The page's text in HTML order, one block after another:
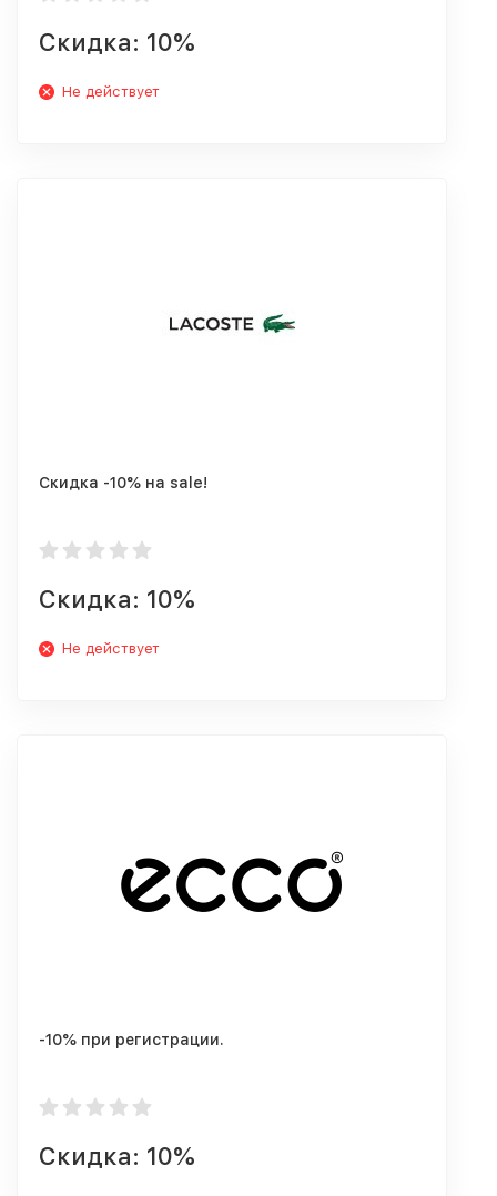
Скидка: 10%
Не действует
Скидка -10% на sale!
Скидка: 10%
Не действует
-10% при регистрации.
Скидка: 10%